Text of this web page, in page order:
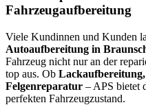
Fahrzeugaufbereitung
Viele Kundinnen und Kunden
Autoaufbereitung in
Fahrzeug nicht nur an der
top aus. Ob
Felgenreparatur – APS bietet
perfekten Fahrzeugzustand.